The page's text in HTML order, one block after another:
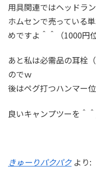
用具関連ではヘッドラ
ホムセンで売っている
めですよ＾＾（1000円
あと私は必需品の耳栓
のでｗ
後はペグ打つハンマー
良いキャンプツーを＾
きゅーりパクパク より: